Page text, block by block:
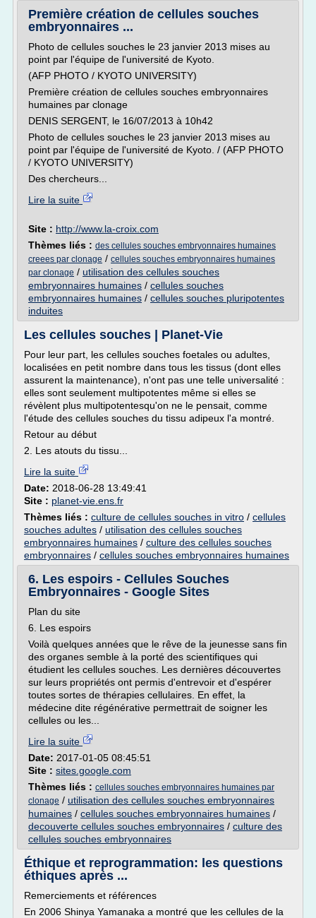
Première création de cellules souches
embryonnaires ...
Photo de cellules souches le 23 janvier 2013 mises au
point par l'équipe de l'université de Kyoto.
(AFP PHOTO / KYOTO UNIVERSITY)
Première création de cellules souches embryonnaires
humaines par clonage
DENIS SERGENT, le 16/07/2013 à 10h42
Photo de cellules souches le 23 janvier 2013 mises au
point par l'équipe de l'université de Kyoto. / (AFP PHOTO
/ KYOTO UNIVERSITY)
Des chercheurs...
Lire la suite
Site : http://www.la-croix.com
Thèmes liés : des cellules souches embryonnaires humaines
creees par clonage / cellules souches embryonnaires humaines
par clonage / utilisation des cellules souches
embryonnaires humaines / cellules souches
embryonnaires humaines / cellules souches pluripotentes
induites
Les cellules souches | Planet-Vie
Pour leur part, les cellules souches foetales ou adultes,
localisées en petit nombre dans tous les tissus (dont elles
assurent la maintenance), n'ont pas une telle universalité :
elles sont seulement multipotentes même si elles se
révèlent plus multipotentesqu'on ne le pensait, comme
l'étude des cellules souches du tissu adipeux l'a montré.
Retour au début
2. Les atouts du tissu...
Lire la suite
Date: 2018-06-28 13:49:41
Site : planet-vie.ens.fr
Thèmes liés : culture de cellules souches in vitro / cellules
souches adultes / utilisation des cellules souches
embryonnaires humaines / culture des cellules souches
embryonnaires / cellules souches embryonnaires humaines
6. Les espoirs - Cellules Souches
Embryonnaires - Google Sites
Plan du site
6. Les espoirs
Voilà quelques années que le rêve de la jeunesse sans fin
des organes semble à la porté des scientifiques qui
étudient les cellules souches. Les dernières découvertes
sur leurs propriétés ont permis d'entrevoir et d'espérer
toutes sortes de thérapies cellulaires. En effet, la
médecine dite régénérative permettrait de soigner les
cellules ou les...
Lire la suite
Date: 2017-01-05 08:45:51
Site : sites.google.com
Thèmes liés : cellules souches embryonnaires humaines par
clonage / utilisation des cellules souches embryonnaires
humaines / cellules souches embryonnaires humaines /
decouverte cellules souches embryonnaires / culture des
cellules souches embryonnaires
Éthique et reprogrammation: les questions
éthiques après ...
Remerciements et références
En 2006 Shinya Yamanaka a montré que les cellules de la